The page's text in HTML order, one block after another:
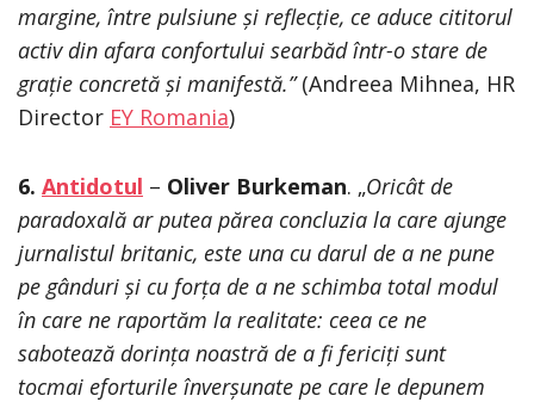
margine, între pulsiune și reflecție, ce aduce cititorul
activ din afara confortului searbăd într-o stare de
grație concretă și manifestă.”(Andreea Mihnea, HR
Director EY Romania)
6. Antidotul – Oliver Burkeman. „Oricât de
paradoxală ar putea părea concluzia la care ajunge
jurnalistul britanic, este una cu darul de a ne pune
pe gânduri și cu forța de a ne schimba total modul
în care ne raportăm la realitate: ceea ce ne
sabotează dorința noastră de a fi fericiți sunt
tocmai eforturile înverșunate pe care le depunem